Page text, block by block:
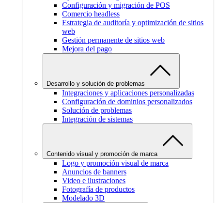
Configuración y migración de POS
Comercio headless
Estrategia de auditoría y optimización de sitios
web
Gestión permanente de sitios web
Mejora del pago
Desarrollo y solución de problemas
Integraciones y aplicaciones personalizadas
Configuración de dominios personalizados
Solución de problemas
Integración de sistemas
Contenido visual y promoción de marca
Logo y promoción visual de marca
Anuncios de banners
Video e ilustraciones
Fotografía de productos
Modelado 3D